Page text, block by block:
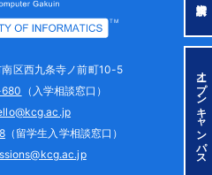
オープンキャンパス
TM
区西九条寺ノ前町10-5
（入学相談窓口）
（留学生入学相談窓口）